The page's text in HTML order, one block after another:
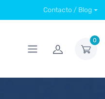
Contacto / Blog
0